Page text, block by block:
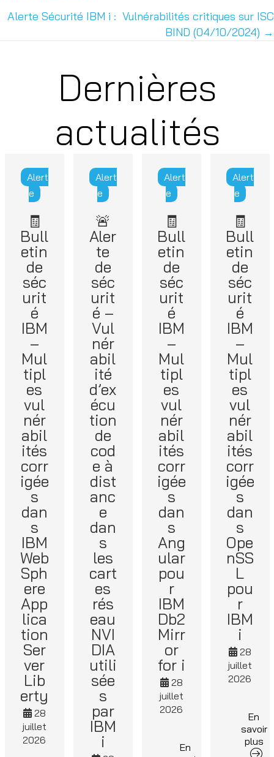
navigation
Alerte Sécurité IBM i : Vulnérabilités critiques sur ISC
BIND (04/10/2024) →
Dernières
actualités
Alert
e
🧾
Bull
etin
de
séc
urit
é
IBM
–
Mul
tipl
es
vul
nér
abil
ités
corr
igée
s
dan
s
IBM
Web
Sph
ere
App
lica
tion
Ser
ver
Lib
erty
28
juillet
2026
Alert
e
🚨
Aler
te
de
séc
urit
é –
Vul
nér
abil
ité
d’ex
écu
tion
de
cod
e à
dist
anc
e
dan
s
les
cart
es
rés
eau
NVI
DIA
utili
sée
s
par
IBM
i
Alert
e
🧾
Bull
etin
de
séc
urit
é
IBM
–
Mul
tipl
es
vul
nér
abil
ités
corr
igée
s
dan
s
Ang
ular
pou
r
IBM
Db2
Mirr
or
for i
28
juillet
2026
En
Alert
e
🧾
Bull
etin
de
séc
urit
é
IBM
–
Mul
tipl
es
vul
nér
abil
ités
corr
igée
s
dan
s
Ope
nSS
L
pou
r
IBM
i
28
juillet
2026
En
savoir
plus